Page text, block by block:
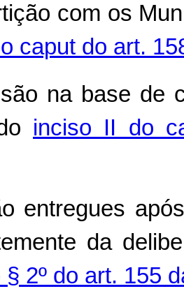
com os
caput do art.
na base de
inciso II do
entregues
da
2º do art. 155